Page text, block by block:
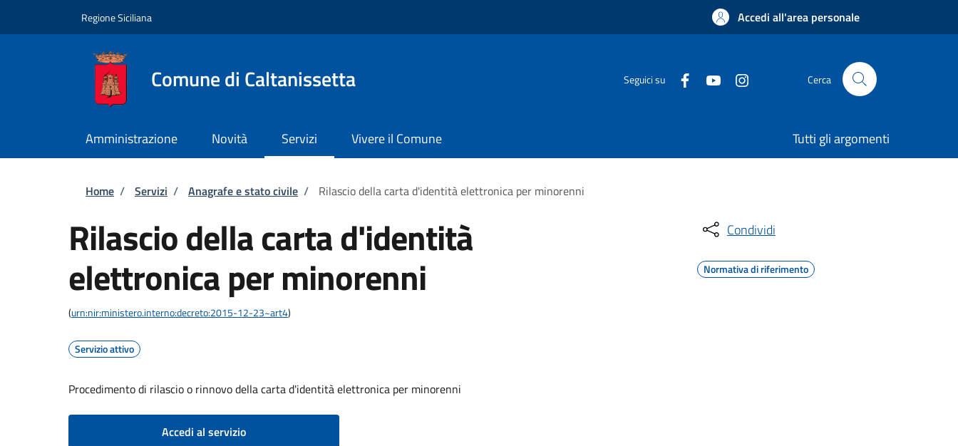
Regione Siciliana Accedi all'area personale
Comune di Caltanissetta Seguici su Cerca
Amministrazione Novità Servizi Vivere il Comune Tutti gli argomenti
Briciole di pane
Home / Servizi / Anagrafe e stato civile / Rilascio della carta d'identità elettronica per minorenni
Rilascio della carta d'identità
elettronica per minorenni
(urn:nir:ministero.interno:decreto:2015-12-23~art4)
Servizio attivo
Procedimento di rilascio o rinnovo della carta d'identità elettronica per minorenni
Accedi al servizio
Condividi
Normativa di riferimento